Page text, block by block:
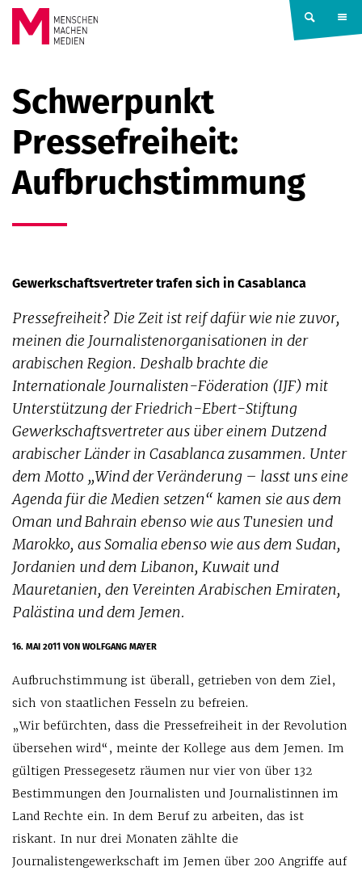
Springe zum Inhalt
MACHEN
MEDIEN
Schwerpunkt
Pressefreiheit:
Aufbruchstimmung
Gewerkschaftsvertreter trafen sich in Casablanca
Pressefreiheit? Die Zeit ist reif dafür wie nie zuvor,
meinen die Journalistenorganisationen in der
arabischen Region. Deshalb brachte die
Internationale Journalisten-Föderation (IJF) mit
Unterstützung der Friedrich-Ebert-Stiftung
Gewerkschaftsvertreter aus über einem Dutzend
arabischer Länder in Casablanca zusammen. Unter
dem Motto „Wind der Veränderung – lasst uns eine
Agenda für die Medien setzen“ kamen sie aus dem
Oman und Bahrain ebenso wie aus Tunesien und
Marokko, aus Somalia ebenso wie aus dem Sudan,
Jordanien und dem Libanon, Kuwait und
Mauretanien, den Vereinten Arabischen Emiraten,
Palästina und dem Jemen.
16. MAI 2011VON WOLFGANG MAYER
Aufbruchstimmung ist überall, getrieben von dem Ziel,
sich von staatlichen Fesseln zu befreien.
„Wir befürchten, dass die Pressefreiheit in der Revolution
übersehen wird“, meinte der Kollege aus dem Jemen. Im
gültigen Pressegesetz räumen nur vier von über 132
Bestimmungen den Journalisten und Journalistinnen im
Land Rechte ein. In dem Beruf zu arbeiten, das ist
riskant. In nur drei Monaten zählte die
Journalistengewerkschaft im Jemen über 200 Angriffe auf